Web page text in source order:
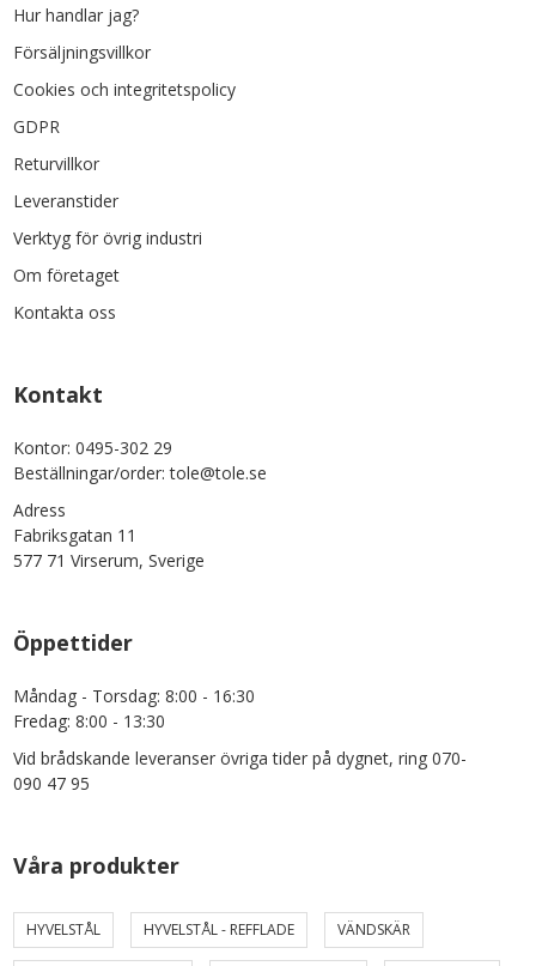
Hur handlar jag?
Försäljningsvillkor
Cookies och integritetspolicy
GDPR
Returvillkor
Leveranstider
Verktyg för övrig industri
Om företaget
Kontakta oss
Kontakt
Kontor: 0495-302 29
Beställningar/order: tole@tole.se
Adress
Fabriksgatan 11
577 71 Virserum, Sverige
Öppettider
Måndag - Torsdag: 8:00 - 16:30
Fredag: 8:00 - 13:30
Vid brådskande leveranser övriga tider på dygnet, ring 070-
090 47 95
Våra produkter
HYVELSTÅL HYVELSTÅL - REFFLADE VÄNDSKÄR